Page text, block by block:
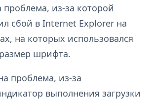
проблема, из-за которой
сбой в Internet Explorer на
на которых использовался
шрифта.
проблема, из-за
выполнения загрузки